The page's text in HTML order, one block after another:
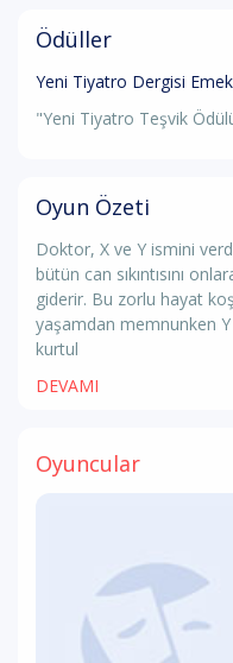
Ödüller
Yeni Tiyatro Dergisi
"Yeni Tiyatro Teşvik
Oyun Özeti
Doktor, X ve Y ismini
bütün can sıkıntısını
giderir. Bu zorlu hayat
yaşamdan memnunken
kurtul
DEVAMI
Oyuncular